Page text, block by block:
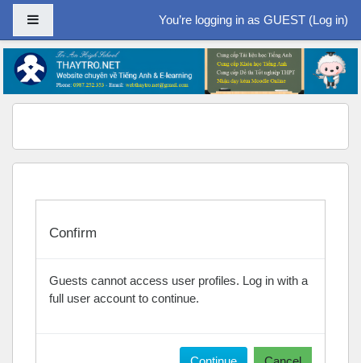
Skip to main content
You’re logging in as GUEST (Log in)
Confirm
Guests cannot access user profiles. Log in with a
full user account to continue.